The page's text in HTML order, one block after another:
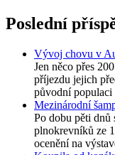
Poslední
Vývoj chovu v
Jen něco přes
příjezdu jejich
původní
Mezinárodní
Po dobu pěti dnů
plnokrevníků ze
ocenění na